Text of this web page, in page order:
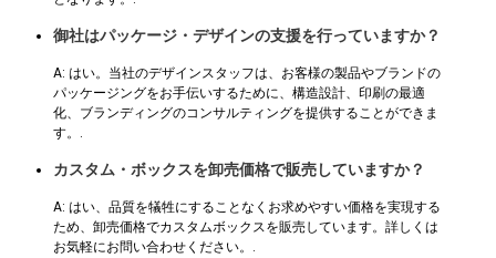
御社はパッケージ・デザインの支援を行っていますか？
A: はい。当社のデザインスタッフは、お客様の製品やブランドの
パッケージングをお手伝いするために、構造設計、印刷の最適
化、ブランディングのコンサルティングを提供することができま
す。.
カスタム・ボックスを卸売価格で販売していますか？
A: はい、品質を犠牲にすることなくお求めやすい価格を実現する
ため、卸売価格でカスタムボックスを販売しています。詳しくは
お気軽にお問い合わせください。.